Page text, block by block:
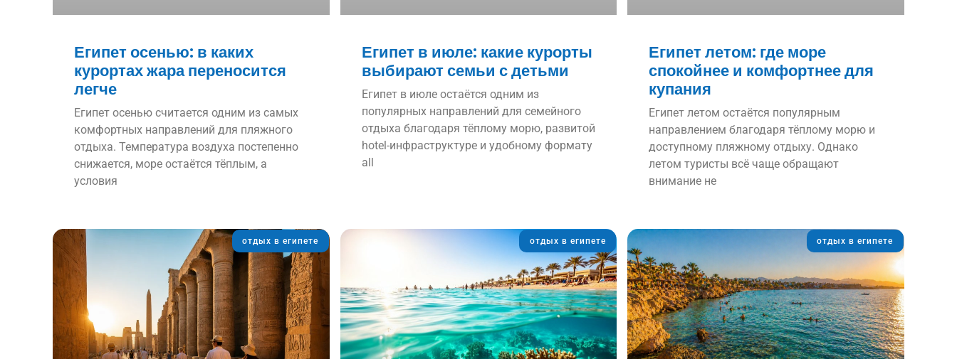
Египет осенью: в каких
курортах жара переносится
легче
Египет осенью считается одним из самых
комфортных направлений для пляжного
отдыха. Температура воздуха постепенно
снижается, море остаётся тёплым, а
условия
Египет в июле: какие курорты
выбирают семьи с детьми
Египет в июле остаётся одним из
популярных направлений для семейного
отдыха благодаря тёплому морю, развитой
hotel-инфраструктуре и удобному формату
all
Египет летом: где море
спокойнее и комфортнее для
купания
Египет летом остаётся популярным
направлением благодаря тёплому морю и
доступному пляжному отдыху. Однако
летом туристы всё чаще обращают
внимание не
отдых в египете отдых в египете отдых в египете